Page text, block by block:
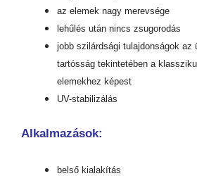
az elemek nagy merevsége
lehűlés után nincs zsugorodás
jobb szilárdsági tulajdonságok az
tartósság tekintetében a
elemekhez képest
UV-stabilizálás
Alkalmazások:
belső kialakítás